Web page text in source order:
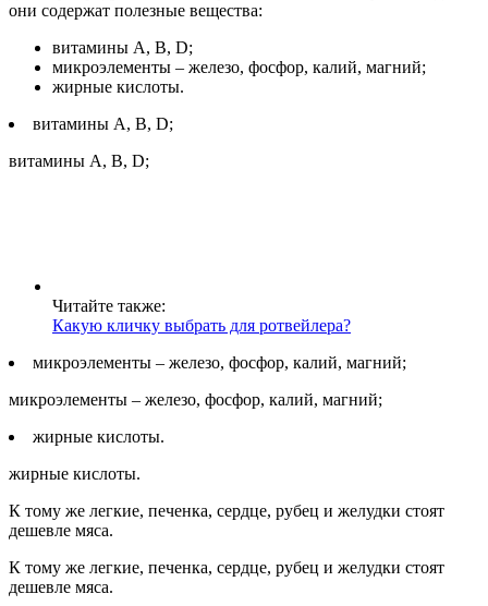
они содержат полезные вещества:
витамины A, B, D;
микроэлементы – железо, фосфор, калий, магний;
жирные кислоты.
витамины A, B, D;
витамины A, B, D;
Читайте также:
Какую кличку выбрать для ротвейлера?
микроэлементы – железо, фосфор, калий, магний;
микроэлементы – железо, фосфор, калий, магний;
жирные кислоты.
жирные кислоты.
К тому же легкие, печенка, сердце, рубец и желудки стоят
дешевле мяса.
К тому же легкие, печенка, сердце, рубец и желудки стоят
дешевле мяса.